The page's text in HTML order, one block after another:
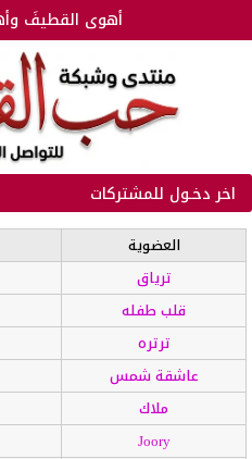
أهوى القطيفَ
اخر دخـول للمشتركات
العضوية
ترياق
قلب طفله
ترتره
عاشقة شمس
ملاك
Joory